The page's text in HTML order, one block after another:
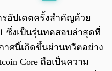
0:00 /0:00
อัปเดตครั้งสำคัญด้วย
ซึ่งเป็นรุ่นทดสอบล่าสุดที่
าศนี้เกิดขึ้นผ่านทวีตอย่าง
Core ถือเป็นความ